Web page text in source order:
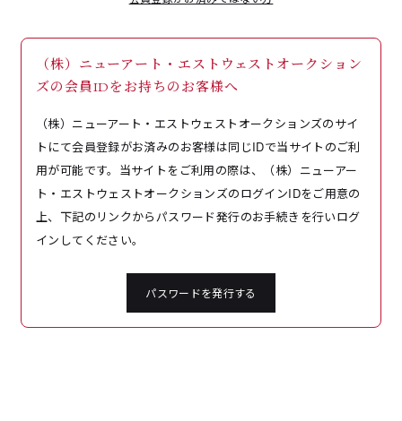
（株）ニューアート・エストウェストオークション
ズの会員IDをお持ちのお客様へ
（株）ニューアート・エストウェストオークションズのサイ
トにて会員登録がお済みのお客様は同じIDで当サイトのご利
用が可能です。当サイトをご利用の際は、（株）ニューアー
ト・エストウェストオークションズのログインIDをご用意の
上、下記のリンクからパスワード発行のお手続きを行いログ
インしてください。
パスワードを発行する